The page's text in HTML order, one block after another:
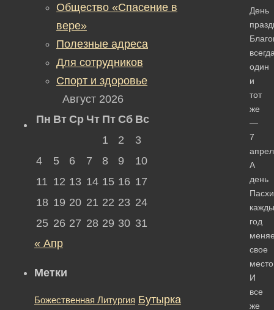
День
один
и
тот
же
—
7
А
день
Пасхи
год
свое
И
все
же
Общество «Спасение в
вере»
Полезные адреса
Для сотрудников
Спорт и здоровье
Август 2026
Пн Вт Ср Чт Пт Сб Вс
1
2
3
4
5 6 7 8 9
10
11 12 13 14 15 16 17
18 19 20 21 22 23 24
25 26 27 28 29 30 31
« Апр
Метки
Божественная Литургия Бутырка